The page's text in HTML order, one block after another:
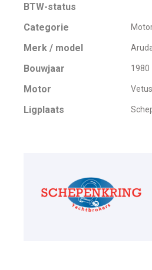
BTW-status
Categorie
Merk / model
Bouwjaar 1980
Motor
Ligplaats